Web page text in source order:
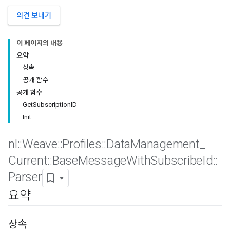
의견 보내기
이 페이지의 내용
요약
상속
공개 함수
공개 함수
GetSubscriptionID
Init
nl ::Weave::Profiles::DataManagement
Current::BaseMessageWithSubscribeId::
Parser
요약
상속